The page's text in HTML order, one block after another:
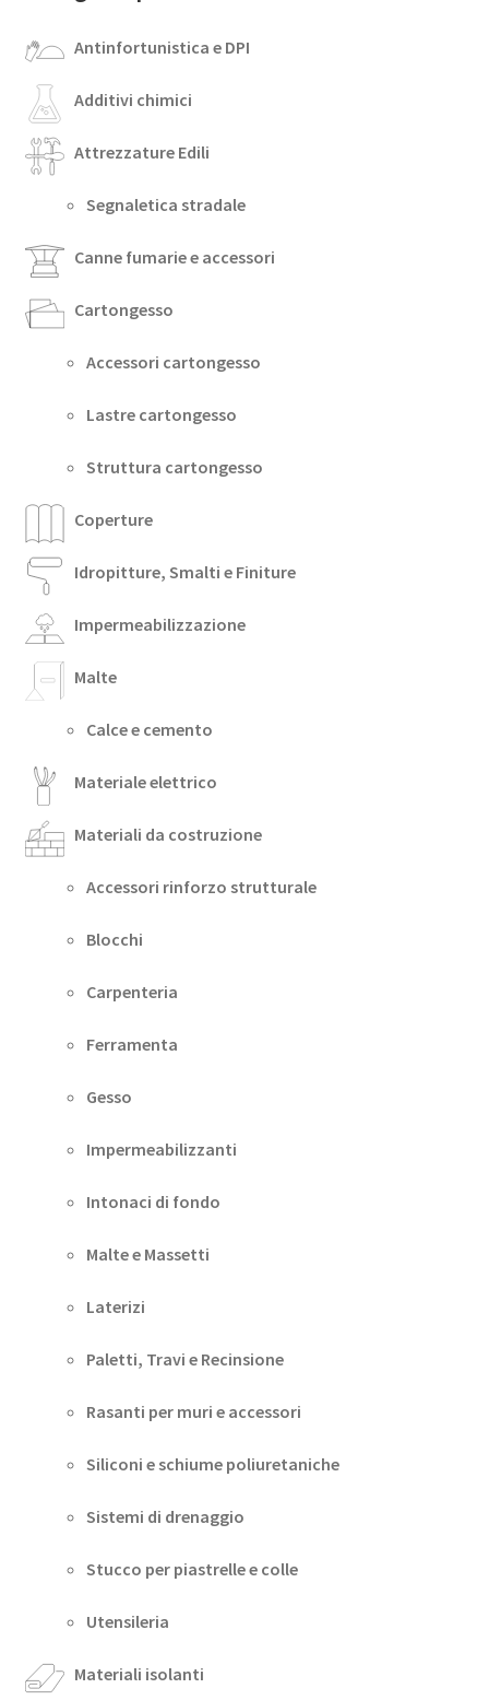
Antinfortunistica e DPI
Additivi chimici
Attrezzature Edili
Segnaletica stradale
Canne fumarie e accessori
Cartongesso
Accessori cartongesso
Lastre cartongesso
Struttura cartongesso
Coperture
Idropitture, Smalti e Finiture
Impermeabilizzazione
Malte
Calce e cemento
Materiale elettrico
Materiali da costruzione
Accessori rinforzo strutturale
Blocchi
Carpenteria
Ferramenta
Gesso
Impermeabilizzanti
Intonaci di fondo
Malte e Massetti
Laterizi
Paletti, Travi e Recinsione
Rasanti per muri e accessori
Siliconi e schiume poliuretaniche
Sistemi di drenaggio
Stucco per piastrelle e colle
Utensileria
Materiali isolanti